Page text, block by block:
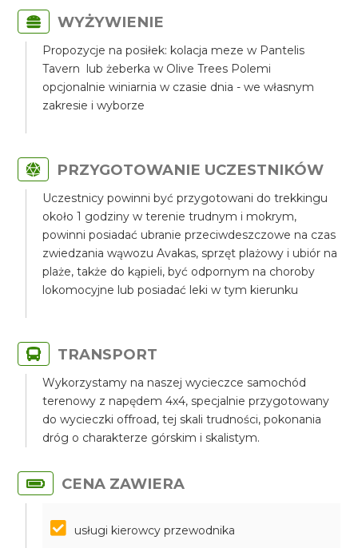
WYŻYWIENIE
Propozycje na posiłek: kolacja meze w Pantelis
Tavern lub żeberka w Olive Trees Polemi
opcjonalnie winiarnia w czasie dnia - we własnym
zakresie i wyborze
PRZYGOTOWANIE UCZESTNIKÓW
Uczestnicy powinni być przygotowani do trekkingu
około 1 godziny w terenie trudnym i mokrym,
powinni posiadać ubranie przeciwdeszczowe na czas
zwiedzania wąwozu Avakas, sprzęt plażowy i ubiór na
plaże, także do kąpieli, być odpornym na choroby
lokomocyjne lub posiadać leki w tym kierunku
TRANSPORT
Wykorzystamy na naszej wycieczce samochód
terenowy z napędem 4x4, specjalnie przygotowany
do wycieczki offroad, tej skali trudności, pokonania
dróg o charakterze górskim i skalistym.
CENA ZAWIERA
usługi kierowcy przewodnika